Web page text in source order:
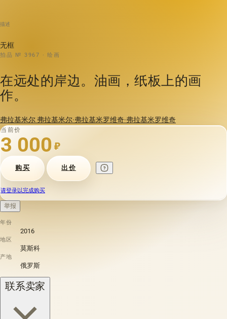
描述
无框
拍品 № 3967 · 绘画
在远处的岸边。油画，纸板上的画
作。
弗拉基米尔 弗拉基米尔·弗拉基米罗维奇·弗拉基米罗维奇
当前价
3 000 ₽
购买 出价
请登录以完成购买
举报
年份
2016
地区
莫斯科
产地
俄罗斯
联系卖家